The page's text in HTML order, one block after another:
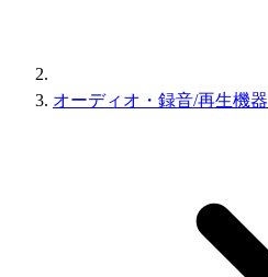
オーディオ・録音/再生機器